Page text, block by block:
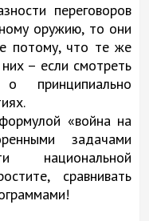
переговоров
оружию, то они
потому, что те же
– если смотреть
принципиально
«война на
задачами
национальной
сравнивать